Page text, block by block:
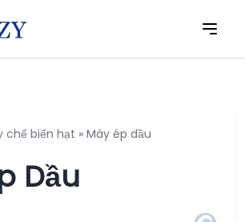
chế biến hạt » Máy ép dầu
Dầu